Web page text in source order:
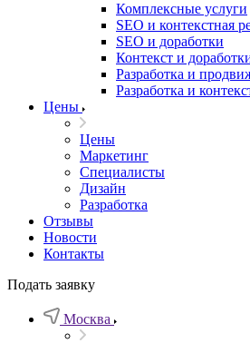
Комплексные услуги
SEO и контекстная
SEO и доработки
Контекст и
Разработка и
Разработка и
Цены
Цены
Маркетинг
Специалисты
Дизайн
Разработка
Отзывы
Новости
Контакты
Подать заявку
Москва